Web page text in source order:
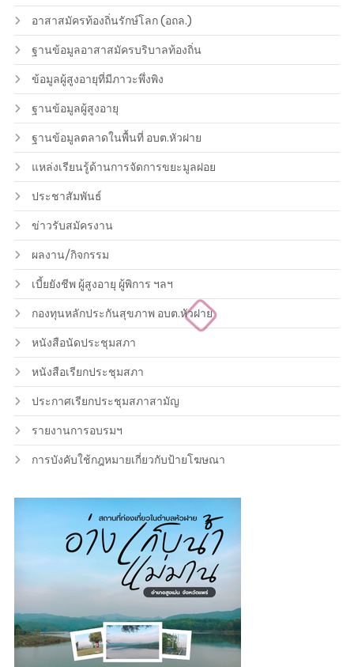
อาสาสมัครท้องถิ่นรักษ์โลก (อถล.)
ฐานข้อมูลอาสาสมัครบริบาลท้องถิ่น
ข้อมูลผู้สูงอายุที่มีภาวะพึ่งพิง
ฐานข้อมูลผู้สูงอายุ
ฐานข้อมูลตลาดในพื้นที่ อบต.หัวฝาย
แหล่งเรียนรู้ด้านการจัดการขยะมูลฝอย
ประชาสัมพันธ์
ข่าวรับสมัครงาน
ผลงาน/กิจกรรม
เบี้ยยังชีพ ผู้สูงอายุ ผู้พิการ ฯลฯ
กองทุนหลักประกันสุขภาพ อบต.หัวฝาย
หนังสือนัดประชุมสภา
หนังสือเรียกประชุมสภา
ประกาศเรียกประชุมสภาสามัญ
รายงานการอบรมฯ
การบังคับใช้กฎหมายเกี่ยวกับป้ายโฆษณา